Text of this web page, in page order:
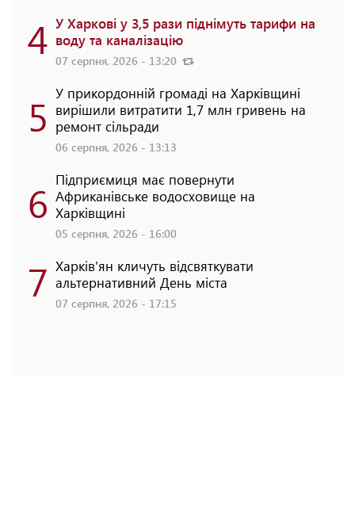
4 У Харкові у 3,5 рази піднімуть тарифи на
воду та каналізацію
07 серпня, 2026 - 13:20
5 У прикордонній громаді на Харківщині
вирішили витратити 1,7 млн гривень на
ремонт сільради
06 серпня, 2026 - 13:13
6 Підприємиця має повернути
Африканівське водосховище на
Харківщині
05 серпня, 2026 - 16:00
7 Харків'ян кличуть відсвяткувати
альтернативний День міста
07 серпня, 2026 - 17:15